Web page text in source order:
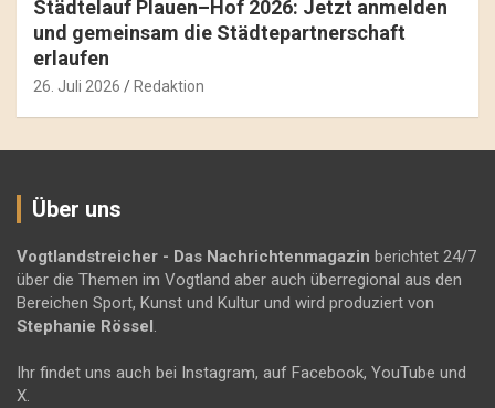
Städtelauf Plauen–Hof 2026: Jetzt anmelden
und gemeinsam die Städtepartnerschaft
erlaufen
26. Juli 2026 Redaktion
Über uns
Vogtlandstreicher - Das Nachrichtenmagazin berichtet 24/7
über die Themen im Vogtland aber auch überregional aus den
Bereichen Sport, Kunst und Kultur und wird produziert von
Stephanie Rössel.
Ihr findet uns auch bei Instagram, auf Facebook, YouTube und
X.